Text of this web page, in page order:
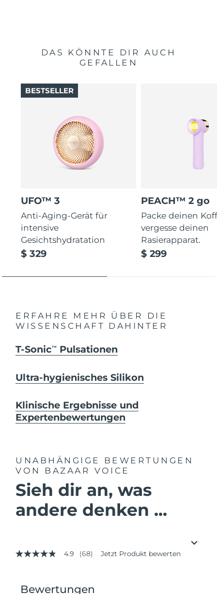
DAS KÖNNTE DIR AUCH
GEFALLEN
UFO™ 3
Anti-Aging-Gerät für
intensive
Gesichtshydratation
$ 329
BESTSELLER
PEACH™ 2 go
Packe deinen
vergesse deinen
Rasierapparat.
$ 299
ERFAHRE MEHR ÜBER DIE
WISSENSCHAFT DAHINTER
T-SonicTM Pulsationen
Ultra-hygienisches Silikon
Klinische Ergebnisse und
Expertenbewertungen
UNABHÄNGIGE BEWERTUNGEN
VON BAZAAR VOICE
Sieh dir an, was
andere denken ...
4.9
Durchschnittswert
4.9 (68) Jetzt Produkt bewerten